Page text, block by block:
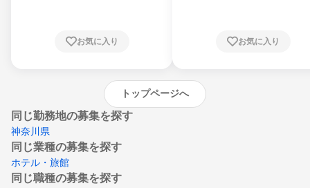
崎県、熊本県、大分県、宮崎県、鹿児島県、
お気に入り お気に入り
トップページへ
同じ勤務地の募集を探す
神奈川県
同じ業種の募集を探す
ホテル・旅館
同じ職種の募集を探す